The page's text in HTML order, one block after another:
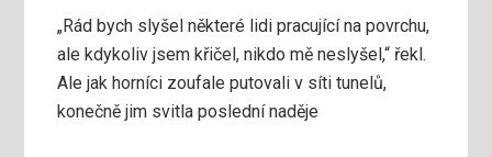
„Rád bych slyšel některé lidi pracující na povrchu,
ale kdykoliv jsem křičel, nikdo mě neslyšel,“ řekl.
Ale jak horníci zoufale putovali v síti tunelů,
konečně jim svitla poslední naděje